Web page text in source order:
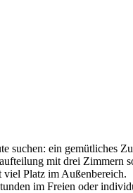
suchen: ein gemütliches
mit drei
viel Platz im Außenbereich.
im Freien oder